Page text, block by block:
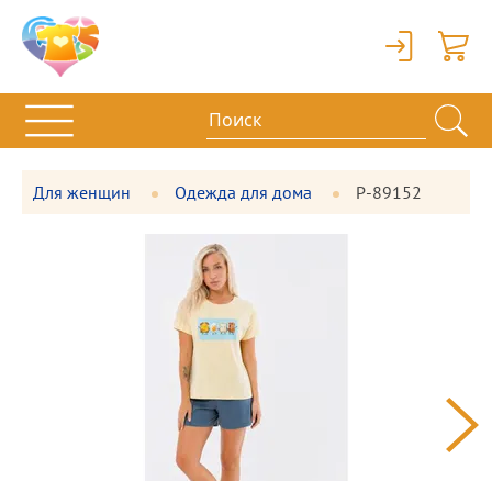
Вход
Для женщин Одежда для дома P-89152